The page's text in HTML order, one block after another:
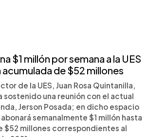
$1 millón por semana a la UES
de $52 millones
de la UES, Juan Rosa Quintanilla,
sostenido una reunión con el actual
Jerson Posada; en dicho espacio
semanalmente $1 millón hasta
$52 millones correspondientes al